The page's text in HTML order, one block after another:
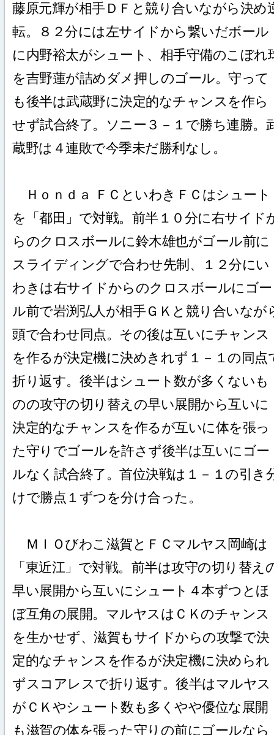
藤原元輝が相手ＤＦと競り合いながら決め
転。８２分には左サイドから繋いだボール
に内野裕太がシュート、相手守備のこぼれ
を吉野蓮が詰めダメ押しのゴール。守って
も後半は武蔵野に決定的なチャンスを作ら
せず試合終了。ソニー３－１で勝ち連勝。
蔵野は４連敗で今季未だ勝利なし。
Ｈｏｎｄａ ＦＣといわきＦＣはシュート
を「都田」で対戦。前半１０分に右サイド
らのクロスボールに鈴木雄也がゴール前に
スライディングで合わせ先制、１２分にい
わきは右サイドからのクロスボールにゴー
ル前で岩渕弘人が相手ＧＫと競り合いなが
頭で合わせ同点。その後は互いにチャンス
を作るが決定機に決めきれず１－１の同点
折り返す。後半はシュート数が多くないも
のの攻守の切り替えの早い展開から互いに
決定的なチャンスを作るが互いに体を張っ
た守りでゴールを許さず後半は互いにゴー
ルなく試合終了。首位決戦は１－１の引き
けで勝点１ずつを分け合った。
ＭＩＯびわこ滋賀とＦＣマルヤス岡崎は
「東近江」で対戦。前半は攻守の切り替え
早い展開から互いにシュート４本ずつとほ
ぼ互角の展開。マルヤスはＣＫのチャンス
を生かせず、滋賀もサイドからの攻撃で決
定的なチャンスを作るが決定機に決められ
ずスコアレスで折り返す。後半はマルヤス
がＣＫやシュート数も多くやや優位な展開
も滋賀の体を張った守りの前にゴールなら